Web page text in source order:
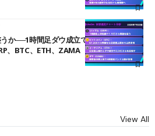
か──1時間足ダウ成立で1.185ドルを狙う
、BTC、ETH、ZAMA
View All